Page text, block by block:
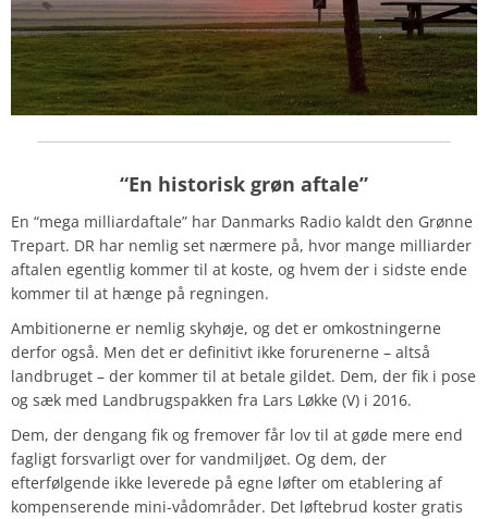
“En historisk grøn aftale”
En “mega milliardaftale” har Danmarks Radio kaldt den Grønne
Trepart. DR har nemlig set nærmere på, hvor mange milliarder
aftalen egentlig kommer til at koste, og hvem der i sidste ende
kommer til at hænge på regningen.
Ambitionerne er nemlig skyhøje, og det er omkostningerne
derfor også. Men det er definitivt ikke forurenerne – altså
landbruget – der kommer til at betale gildet. Dem, der fik i pose
og sæk med Landbrugspakken fra Lars Løkke (V) i 2016.
Dem, der dengang fik og fremover får lov til at gøde mere end
fagligt forsvarligt over for vandmiljøet. Og dem, der
efterfølgende ikke leverede på egne løfter om etablering af
kompenserende mini-vådområder. Det løftebrud koster gratis